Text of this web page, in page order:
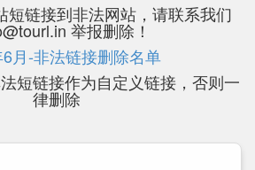
短链接到非法网站，请联系我们
举报删除！
月-非法链接删除名单
短链接作为自定义链接，否则一
律删除